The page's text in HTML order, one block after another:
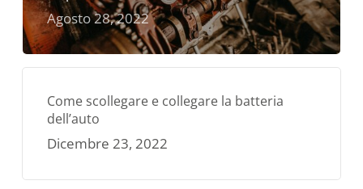
Agosto 28, 2022
Come scollegare e collegare la batteria
dell’auto
Dicembre 23, 2022